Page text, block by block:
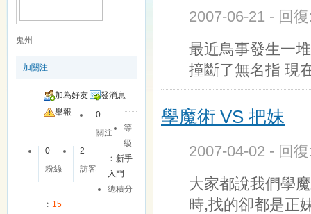
鬼州
加關注
加為好友
發消息
舉報
0
關注
0
粉絲
2
訪客
等
級
︰新手
入門
總積分
︰ 15
2007-06-21 - 回
最近鳥事發生一
撞斷了無名指 現
學魔術 VS 把妹
2007-04-02 - 回
大家都說我們學
時,找的卻都是正